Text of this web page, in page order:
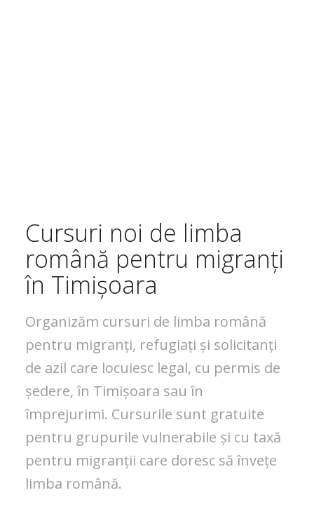
Cursuri noi de limba
română pentru migranți
în Timișoara
Organizăm cursuri de limba română
pentru migranți, refugiați și solicitanți
de azil care locuiesc legal, cu permis de
ședere, în Timișoara sau în
împrejurimi. Cursurile sunt gratuite
pentru grupurile vulnerabile și cu taxă
pentru migranții care doresc să învețe
limba română.